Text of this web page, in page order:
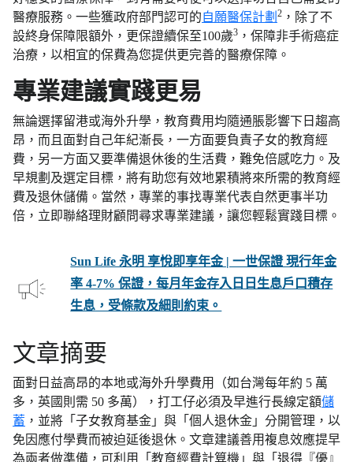
醫療服務。一些獲政府部門認可的 自願醫保計劃 2 ，除了不
設終身保障限額外，更保證續保至100歲3 ，保障非手術癌症
治療，以相宜的保費為您提供更完善的醫療保障。
專業建議實踐更易
無論選擇留港或海外升學，教育費用均隨通脹影響下日趨高
昂，而且面對自己年紀漸長，一方面要負責子女的教育經
費，另一方面又要準備退休後的生活費，難免倍感吃力。及
早規劃及選定目標，將有助您有效地累積將來所需的教育經
費及退休儲備。當然，專業的事找專業代表自然更事半功
倍，立即聯絡理財顧問尋求專業建議，讓您輕鬆實踐目標。
Sun Life 永明 享悅即享年金 | 一世保證 現行年金
率 4-7% 保證，每月年金存入日日生息戶口積存
生息，受條款及細則約束。
文章摘要
面對日益高昂的本地或海外升學費用（如台灣每年約 5 萬
多，英國則需 50 多萬），打工仔必須及早進行長線定額儲
蓄 ，並將「子女教育基金」與「個人退休金」分開管理，以
免因應付學費而被迫延後退休。文章建議善用複息效應提早
為兩者做準備，可利用「教育經費計算機」與「退得『優』